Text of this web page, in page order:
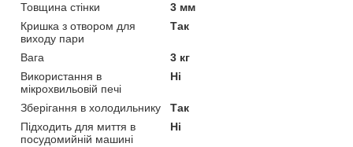
Товщина стінки
3 мм
Кришка з отвором для
виходу пари
Так
Вага
3 кг
Використання в
мікрохвильовій печі
Ні
Зберігання в холодильнику
Так
Підходить для миття в
посудомийній машині
Ні